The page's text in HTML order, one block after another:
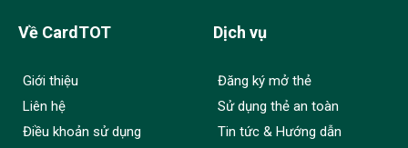
Về CardTOT
Giới thiệu
Liên hệ
Điều khoản sử dụng
Dịch vụ
Đăng ký mở thẻ
Sử dụng thẻ an toàn
Tin tức & Hướng dẫn